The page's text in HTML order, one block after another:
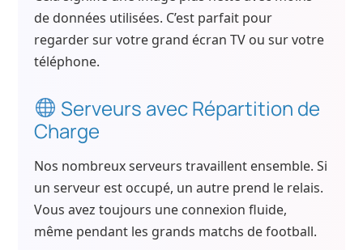
de données utilisées. C’est parfait pour
regarder sur votre grand écran TV ou sur votre
téléphone.
Serveurs avec Répartition de
Charge
Nos nombreux serveurs travaillent ensemble. Si
un serveur est occupé, un autre prend le relais.
Vous avez toujours une connexion fluide,
même pendant les grands matchs de football.